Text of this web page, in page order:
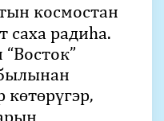
космостан
саха радиhа.
көтөрүгэр,